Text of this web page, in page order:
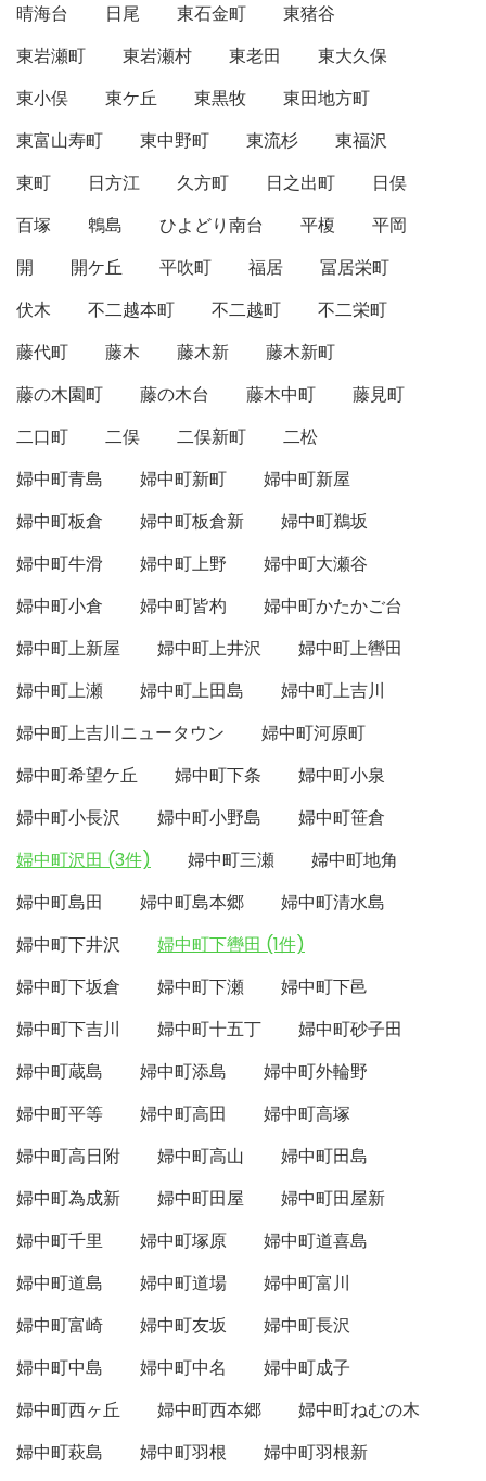
晴海台 日尾 東石金町
東猪谷
東岩瀬町
東岩瀬村 東老田
東大久保
東小俣
東ケ丘 東黒牧
東田地方町
東富山寿町
東中野町 東流杉
東福沢
東町
日方江 久方町 日之出町
日俣
百塚
鵯島 ひよどり南台 平榎
平岡
開
開ケ丘 平吹町 福居
冨居栄町
伏木
不二越本町 不二越町
不二栄町
藤代町
藤木 藤木新
藤木新町
藤の木園町
藤の木台 藤木中町
藤見町
二口町
二俣 二俣新町
二松
婦中町青島
婦中町新町
婦中町新屋
婦中町板倉
婦中町板倉新
婦中町鵜坂
婦中町牛滑
婦中町上野
婦中町大瀬谷
婦中町小倉
婦中町皆杓
婦中町かたかご台
婦中町上新屋
婦中町上井沢
婦中町上轡田
婦中町上瀬
婦中町上田島
婦中町上吉川
婦中町上吉川ニュータウン
婦中町河原町
婦中町希望ケ丘
婦中町下条
婦中町小泉
婦中町小長沢
婦中町小野島
婦中町笹倉
婦中町沢田 (3件)
婦中町三瀬
婦中町地角
婦中町島田
婦中町島本郷
婦中町清水島
婦中町下井沢
婦中町下轡田 (1件)
婦中町下坂倉
婦中町下瀬
婦中町下邑
婦中町下吉川
婦中町十五丁
婦中町砂子田
婦中町蔵島
婦中町添島
婦中町外輪野
婦中町平等
婦中町高田
婦中町高塚
婦中町高日附
婦中町高山
婦中町田島
婦中町為成新
婦中町田屋
婦中町田屋新
婦中町千里
婦中町塚原
婦中町道喜島
婦中町道島
婦中町道場
婦中町富川
婦中町富崎
婦中町友坂
婦中町長沢
婦中町中島
婦中町中名
婦中町成子
婦中町西ヶ丘
婦中町西本郷
婦中町ねむの木
婦中町萩島
婦中町羽根
婦中町羽根新